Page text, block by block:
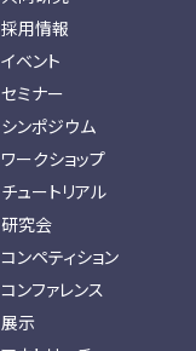
採用情報
イベント
セミナー
シンポジウム
ワークショップ
チュートリアル
研究会
コンペティション
コンファレンス
展示